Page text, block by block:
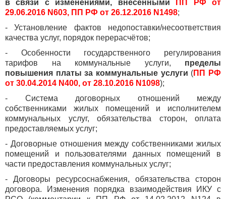
в связи с изменениями, внесенными
ПП РФ от
29.06.2016 N603, ПП РФ от 26.12.2016 N1498;
- Установление фактов недопоставки/несоответствия
качества услуг, порядок перерасчётов;
- Особенности государственного регулирования
тарифов на коммунальные услуги, пределы
повышения платы за коммунальные услуги (ПП РФ
от 30.04.2014 N400, от 28.10.2016 N1098);
- Система договорных отношений между
собственниками жилых помещений и исполнителем
коммунальных услуг, обязательства сторон, оплата
предоставляемых услуг;
- Договорные отношения между собственниками жилых
помещений и пользователями данных помещений в
части предоставления коммунальных услуг;
- Договоры ресурсоснабжения, обязательства сторон
договора. Изменения порядка взаимодействия ИКУ с